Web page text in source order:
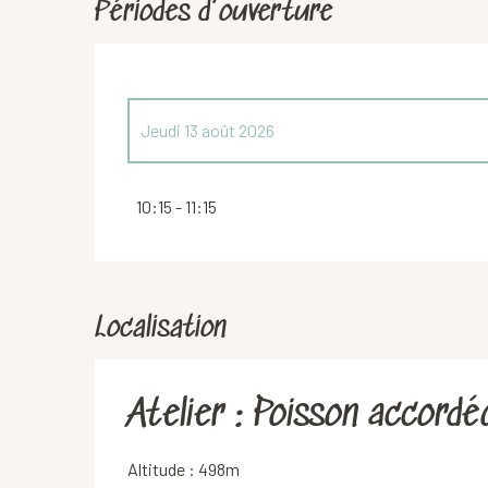
Périodes d'ouverture
Jeudi 13 août 2026
10:15 - 11:15
Localisation
Atelier : Poisson
Altitude : 498m